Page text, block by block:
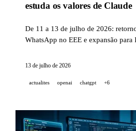
estuda os valores de Claude
De 11 a 13 de julho de 2026:
WhatsApp no EEE e expansão para
Anthropic sobre os valores de
sobre agentes confiáveis e
13 de julho de 2026
actualites openai chatgpt +6